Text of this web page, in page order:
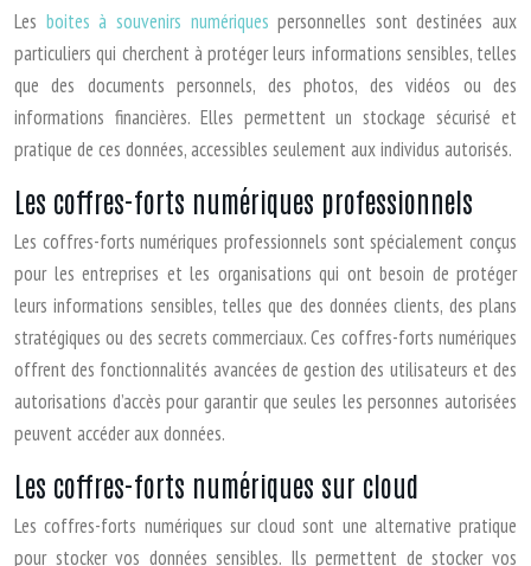
Les boites à souvenirs numériques personnelles sont destinées aux
particuliers qui cherchent à protéger leurs informations sensibles, telles
que des documents personnels, des photos, des vidéos ou des
informations financières. Elles permettent un stockage sécurisé et
pratique de ces données, accessibles seulement aux individus autorisés.
Les coffres-forts numériques professionnels
Les coffres-forts numériques professionnels sont spécialement conçus
pour les entreprises et les organisations qui ont besoin de protéger
leurs informations sensibles, telles que des données clients, des plans
stratégiques ou des secrets commerciaux. Ces coffres-forts numériques
offrent des fonctionnalités avancées de gestion des utilisateurs et des
autorisations d’accès pour garantir que seules les personnes autorisées
peuvent accéder aux données.
Les coffres-forts numériques sur cloud
Les coffres-forts numériques sur cloud sont une alternative pratique
pour stocker vos données sensibles. Ils permettent de stocker vos